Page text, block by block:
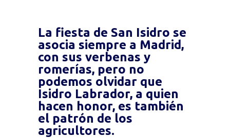
La fiesta de San Isidro se
asocia siempre a Madrid,
con sus verbenas y
romerías, pero no
podemos olvidar que
Isidro Labrador, a quien
hacen honor, es también
el patrón de los
agricultores.